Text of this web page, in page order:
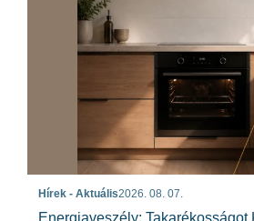
Hírek - Aktuális2026. 08. 07.